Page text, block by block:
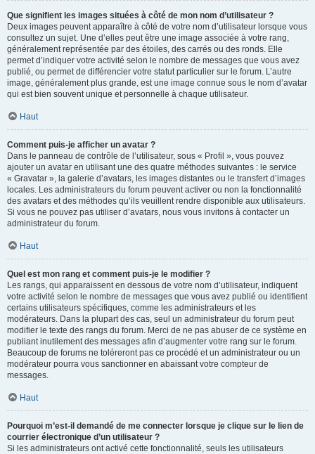
Que signifient les images situées à côté de mon nom d’utilisateur ?
Deux images peuvent apparaître à côté de votre nom d’utilisateur lorsque vous
consultez un sujet. Une d’elles peut être une image associée à votre rang,
généralement représentée par des étoiles, des carrés ou des ronds. Elle
permet d’indiquer votre activité selon le nombre de messages que vous avez
publié, ou permet de différencier votre statut particulier sur le forum. L’autre
image, généralement plus grande, est une image connue sous le nom d’avatar
qui est bien souvent unique et personnelle à chaque utilisateur.
Haut
Comment puis-je afficher un avatar ?
Dans le panneau de contrôle de l’utilisateur, sous « Profil », vous pouvez
ajouter un avatar en utilisant une des quatre méthodes suivantes : le service
« Gravatar », la galerie d’avatars, les images distantes ou le transfert d’images
locales. Les administrateurs du forum peuvent activer ou non la fonctionnalité
des avatars et des méthodes qu’ils veuillent rendre disponible aux utilisateurs.
Si vous ne pouvez pas utiliser d’avatars, nous vous invitons à contacter un
administrateur du forum.
Haut
Quel est mon rang et comment puis-je le modifier ?
Les rangs, qui apparaissent en dessous de votre nom d’utilisateur, indiquent
votre activité selon le nombre de messages que vous avez publié ou identifient
certains utilisateurs spécifiques, comme les administrateurs et les
modérateurs. Dans la plupart des cas, seul un administrateur du forum peut
modifier le texte des rangs du forum. Merci de ne pas abuser de ce système en
publiant inutilement des messages afin d’augmenter votre rang sur le forum.
Beaucoup de forums ne toléreront pas ce procédé et un administrateur ou un
modérateur pourra vous sanctionner en abaissant votre compteur de
messages.
Haut
Pourquoi m’est-il demandé de me connecter lorsque je clique sur le lien de
courrier électronique d’un utilisateur ?
Si les administrateurs ont activé cette fonctionnalité, seuls les utilisateurs